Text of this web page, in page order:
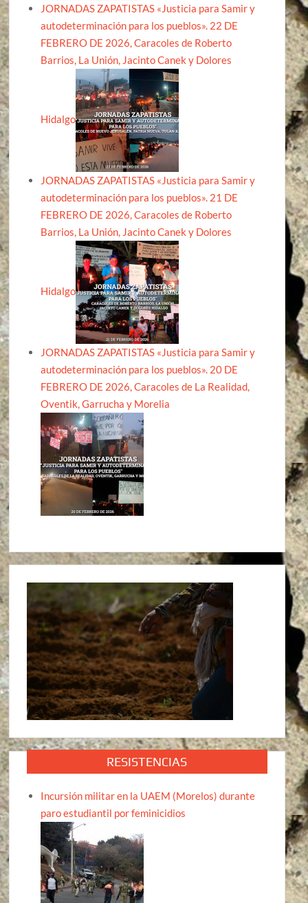
JORNADAS ZAPATISTAS «Justicia para Samir y
autodeterminación para los pueblos». 22 DE
FEBRERO DE 2026, Caracoles de Roberto
Barrios, La Unión, Jacinto Canek y Dolores
Hidalgo
JORNADAS ZAPATISTAS «Justicia para Samir y
autodeterminación para los pueblos». 21 DE
FEBRERO DE 2026, Caracoles de Roberto
Barrios, La Unión, Jacinto Canek y Dolores
Hidalgo
JORNADAS ZAPATISTAS «Justicia para Samir y
autodeterminación para los pueblos». 20 DE
FEBRERO DE 2026, Caracoles de La Realidad,
Oventik, Garrucha y Morelia
RESISTENCIAS
Incursión militar en la UAEM (Morelos) durante
paro estudiantil por feminicidios